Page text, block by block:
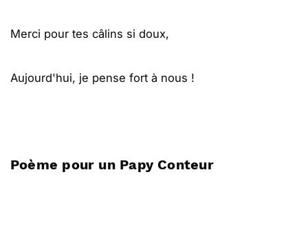
Merci pour tes câlins si doux,
Aujourd'hui, je pense fort à nous !
Poème pour un Papy Conteur